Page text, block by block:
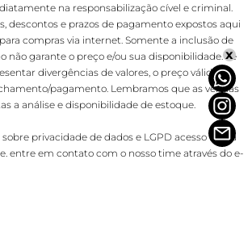
na responsabilização cível e criminal.
descontos e prazos de pagamento expostos aqui
compras via internet. Somente a inclusão de
não garante o preço e/ou sua disponibilidade. Se
divergências de valores, o preço válido é o
pagamento. Lembramos que as vendas
a análise e disponibilidade de estoque.
privacidade de dados e LGPD acesso nossa
, entre em contato com o nosso time através do e-
x